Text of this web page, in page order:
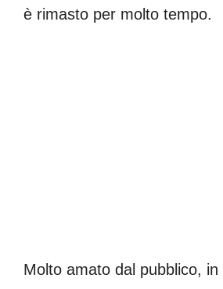
è rimasto per molto tempo.
Molto amato dal pubblico,